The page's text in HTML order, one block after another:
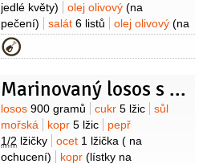
jedlé květy)
olej olivový (na
pečení)
salát 6 listů olej olivový (na
salát)
mořská(hrubozrnná)
Kategorie
Marinovaný losos s hořčičnou omáčkou
Suroviny
losos 900 gramů cukr 5 lžic
sůl
mořská
kopr 5 lžic
pepř
1/2 lžičky ocet 1 lžička ( na
ochucení)
kopr (lístky na